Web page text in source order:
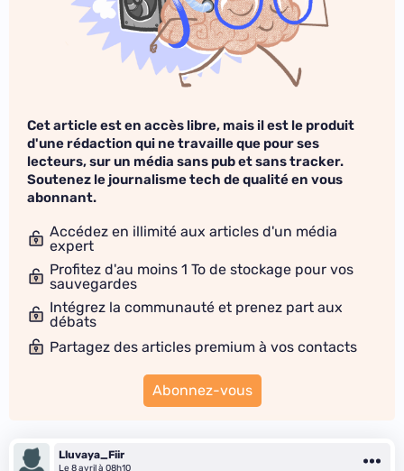
Cet article est en accès libre, mais il est le produit
d'une rédaction qui ne travaille que pour ses
lecteurs, sur un média sans pub et sans tracker.
Soutenez le journalisme tech de qualité en vous
abonnant.
Accédez en illimité aux articles d'un média
expert
Profitez d'au moins 1 To de stockage pour vos
sauvegardes
Intégrez la communauté et prenez part aux
débats
Partagez des articles premium à vos contacts
Abonnez-vous
Lluvaya_Fiir
Le 8 avril à 08h10